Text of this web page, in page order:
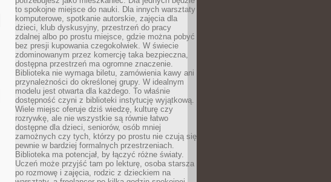
to spokojne miejsce do nauki. Dla innych warsztaty
komputerowe, spotkanie autorskie, zajęcia dla
dzieci, klub dyskusyjny, przestrzeń do pracy
zdalnej albo po prostu miejsce, gdzie można pobyć
bez presji kupowania czegokolwiek. W świecie
zdominowanym przez komercję taka bezpieczna,
dostępna przestrzeń ma ogromne znaczenie.
Biblioteka nie wymaga biletu, zamówienia kawy ani
przynależności do określonej grupy. W idealnym
modelu jest otwarta dla każdego. To właśnie
dostępność czyni z biblioteki instytucję wyjątkową.
Wiele miejsc oferuje dziś wiedzę, kulturę czy
rozrywkę, ale nie wszystkie są równie łatwo
dostępne dla dzieci, seniorów, osób mniej
zamożnych czy tych, którzy po prostu nie czują się
pewnie w bardziej formalnych przestrzeniach.
Biblioteka ma potencjał, by łączyć różne światy.
Uczeń może przyjść tam po lekturę, osoba starsza
po rozmowę i zajęcia, rodzic z dzieckiem na